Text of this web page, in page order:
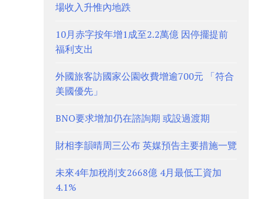
場收入升惟內地跌
10月赤字按年增1成至2.2萬億 因停擺提前
福利支出
外國旅客訪國家公園收費增逾700元 「符合
美國優先」
BNO要求增加仍在諮詢期 或設過渡期
財相李韻晴周三公布 英媒預告主要措施一覽
未來4年加稅削支2668億 4月最低工資加
4.1%